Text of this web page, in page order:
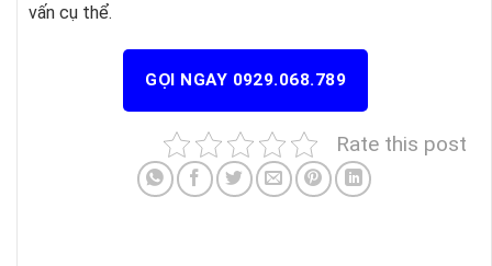
vấn cụ thể.
GỌI NGAY 0929.068.789
Rate this post